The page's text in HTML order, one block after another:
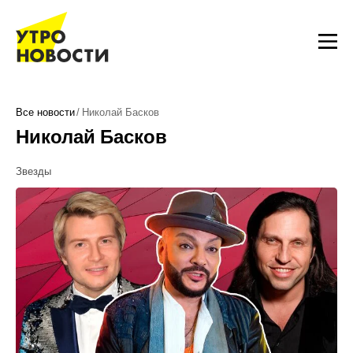
Все новости Николай Басков
Николай Басков
Звезды